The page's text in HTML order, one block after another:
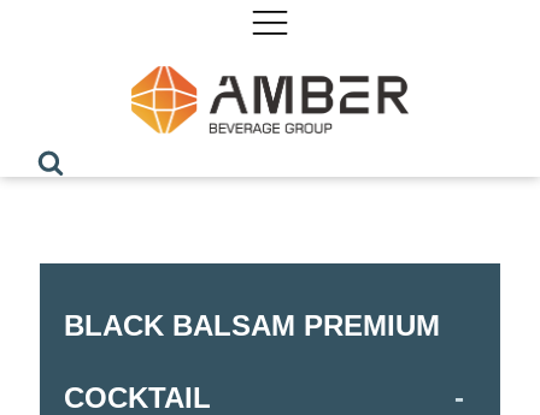
BLACK BALSAM PREMIUM
COCKTAIL